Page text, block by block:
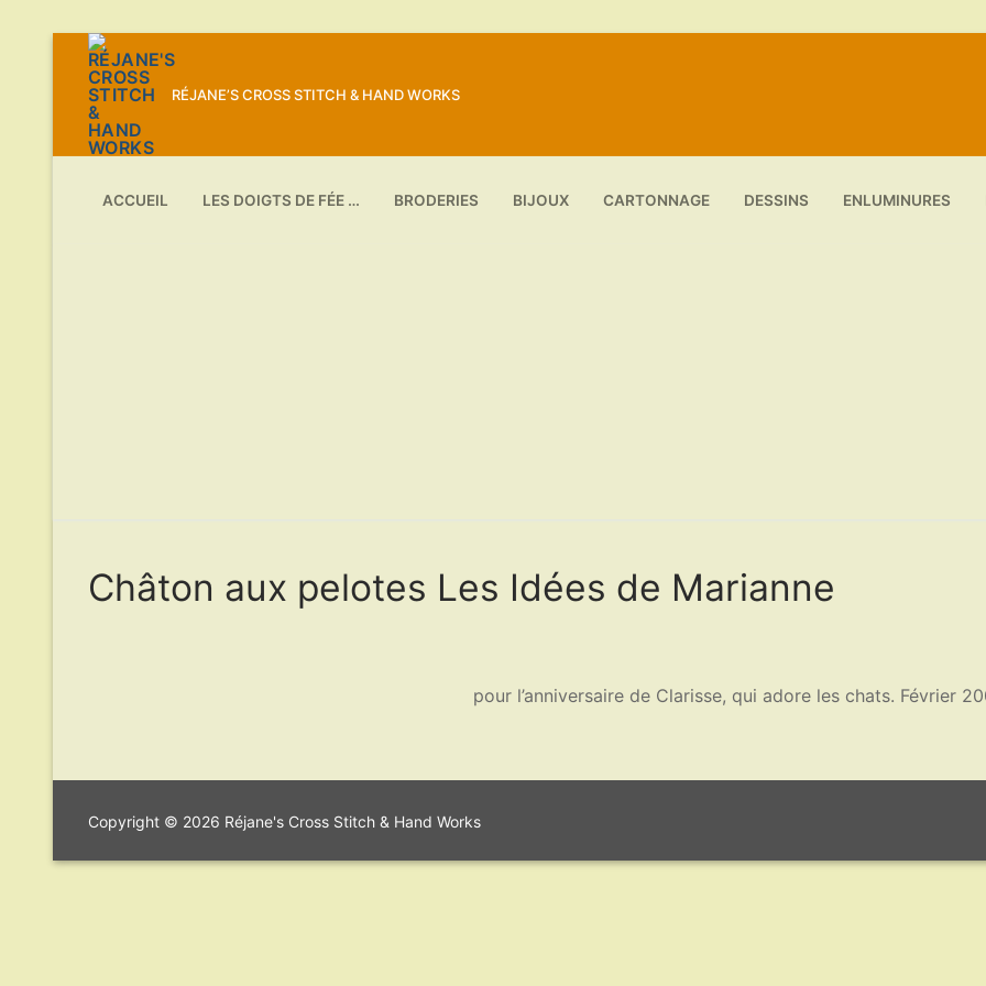
Aller
contenu
RÉJANE’S CROSS STITCH & HAND WORKS
ACCUEIL LES DOIGTS DE FÉE … BRODERIES BIJOUX CARTONNAGE DESSINS ENLUMINURES
Châton aux pelotes Les Idées de Marianne
pour l’anniversaire de Clarisse, qui adore les chats. Février
Copyright © 2026 Réjane's Cross Stitch & Hand Works